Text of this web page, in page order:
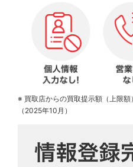
※ 買取店からの買取提示額（上限額
（2025年10月）